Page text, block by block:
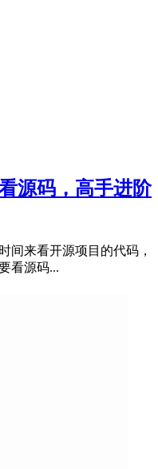
源码，高手进阶
间来看开源项目的代码，
看源码...